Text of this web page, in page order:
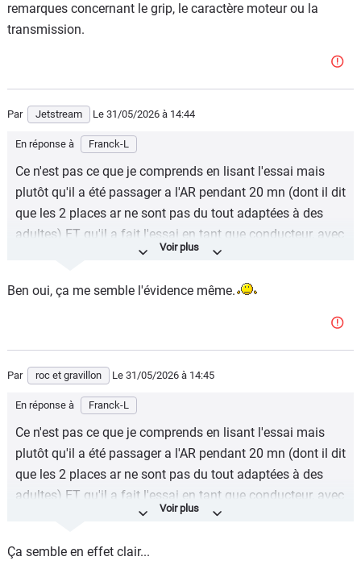
remarques concernant le grip, le caractère moteur ou la
transmission.
Par Jetstream Le 31/05/2026 à 14:44
En réponse à Franck-L
Ce n'est pas ce que je comprends en lisant l'essai mais
plutôt qu'il a été passager a l'AR pendant 20 mn (dont il dit
que les 2 places ar ne sont pas du tout adaptées à des
adultes) ET qu'il a fait l'essai en tant que conducteur, avec
toutes les remarques concernant le grip, le caractère
Ben oui, ça me semble l'évidence même.
Par roc et gravillon Le 31/05/2026 à 14:45
En réponse à Franck-L
Ce n'est pas ce que je comprends en lisant l'essai mais
plutôt qu'il a été passager a l'AR pendant 20 mn (dont il dit
que les 2 places ar ne sont pas du tout adaptées à des
adultes) ET qu'il a fait l'essai en tant que conducteur, avec
toutes les remarques concernant le grip, le caractère
Ça semble en effet clair...